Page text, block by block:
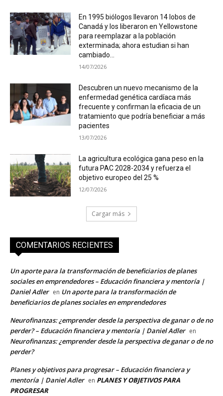
En 1995 biólogos llevaron 14 lobos de
Canadá y los liberaron en Yellowstone
para reemplazar a la población
exterminada; ahora estudian si han
cambiado...
14/07/2026
Descubren un nuevo mecanismo de la
enfermedad genética cardíaca más
frecuente y confirman la eficacia de un
tratamiento que podría beneficiar a más
pacientes
13/07/2026
La agricultura ecológica gana peso en la
futura PAC 2028-2034 y refuerza el
objetivo europeo del 25 %
12/07/2026
Cargar más
COMENTARIOS RECIENTES
Un aporte para la transformación de beneficiarios de planes
sociales en emprendedores – Educación financiera y mentoría |
Daniel Adler en Un aporte para la transformación de
beneficiarios de planes sociales en emprendedores
Neurofinanzas: ¿emprender desde la perspectiva de ganar o de no
perder? – Educación financiera y mentoría | Daniel Adler en
Neurofinanzas: ¿emprender desde la perspectiva de ganar o de no
perder?
Planes y objetivos para progresar – Educación financiera y
mentoría | Daniel Adler en PLANES Y OBJETIVOS PARA
PROGRESAR